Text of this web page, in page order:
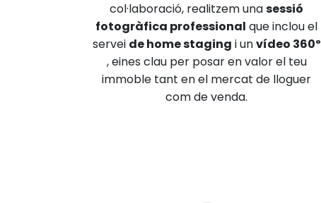
col·laboració, realitzem unasessió
fotogràfica professional que inclou el
servei de home staging i unvídeo 360º
, eines clau per posar en valor el teu
immoble tant en el mercat de lloguer
com de venda.